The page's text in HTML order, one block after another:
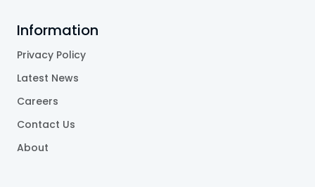
Information
Privacy Policy
Latest News
Careers
Contact Us
About